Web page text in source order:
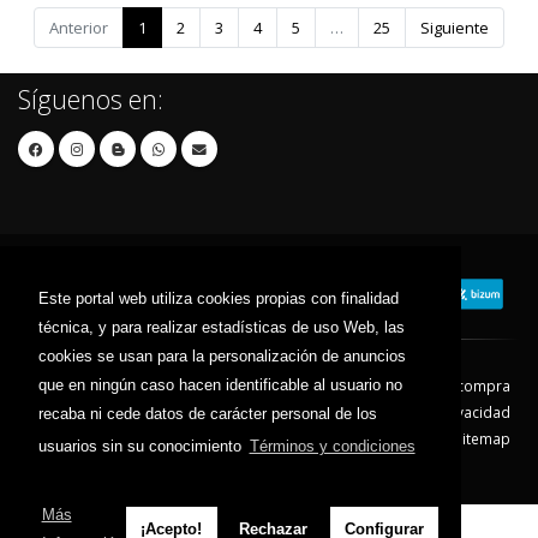
Este portal web utiliza cookies propias con finalidad
técnica, y para realizar estadísticas de uso Web, las
cookies se usan para la personalización de anuncios
que en ningún caso hacen identificable al usuario no
recaba ni cede datos de carácter personal de los
usuarios sin su conocimiento Términos y condiciones
Más
¡Acepto! Rechazar Configurar
Anterior 1 2 3 4 5 … 25 Siguiente
Síguenos en:
Contacto Aviso Legal
Condiciones de compra
Política de envíos
Política de devolución
Política de Privacidad
Política de Cookies
Sitemap